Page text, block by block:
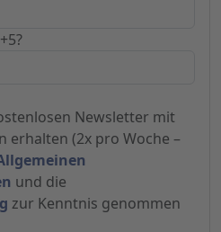
Newsletter mit
erhalten (2x pro Woche –
und die
zur Kenntnis genommen